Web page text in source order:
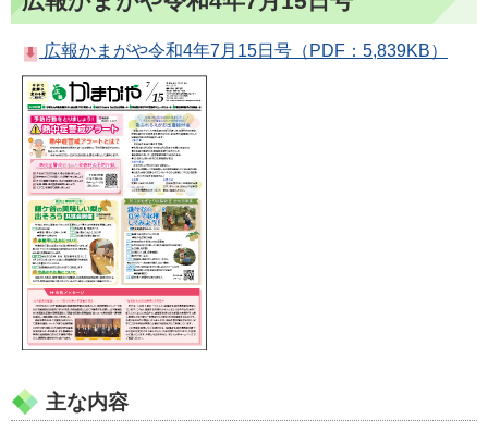
広報かまがや令和4年7月15日号（PDF：5,839KB）
主な内容